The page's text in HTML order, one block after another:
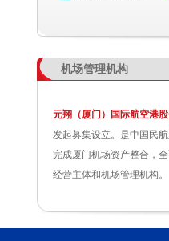
机场管理机构
元翔（厦门）国际航空港
发起募集设立。是中国民
完成厦门机场资产整合，
经营主体和机场管理机构。